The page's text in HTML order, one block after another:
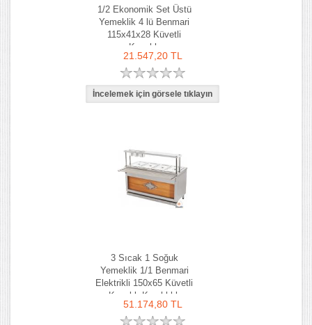
1/2 Ekonomik Set Üstü
Yemeklik 4 lü Benmari
115x41x28 Küvetli
Kapaklı
21.547,20 TL
3 Sıcak 1 Soğuk
Yemeklik 1/1 Benmari
Elektrikli 150x65 Küvetli
Kapaklı Kaşıklıklı
51.174,80 TL